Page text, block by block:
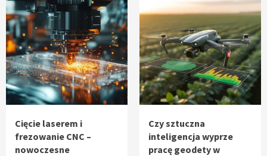
4
Czy sztuczna inteligencja wyprze pracę
geodety w przyszłości?
5
Tworzenie aplikacji internetowych – jak
powstają nowoczesne rozwiązania cyfrowe
Cięcie laserem i
frezowanie CNC –
nowoczesne
Czy sztuczna
inteligencja wyprze
pracę geodety w